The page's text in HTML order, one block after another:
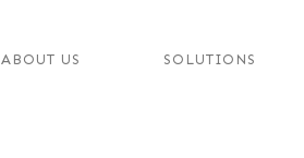
ABOUT US SOLUTIONS